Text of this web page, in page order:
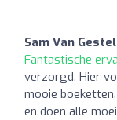
Sam Van Gestel
Fantastische
verzorgd. Hier
mooie
en doen alle